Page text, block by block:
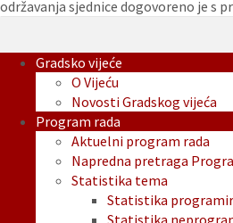
održavanja sjednice dogovoreno je s
Gradsko vijeće
O Vijeću
Novosti Gradskog vijeća
Program rada
Aktuelni program rada
Napredna pretraga
Statistika tema
Statistika